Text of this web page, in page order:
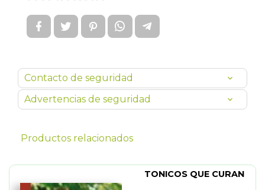
Contacto de seguridad
Advertencias de seguridad
Productos relacionados
TONICOS QUE CURAN